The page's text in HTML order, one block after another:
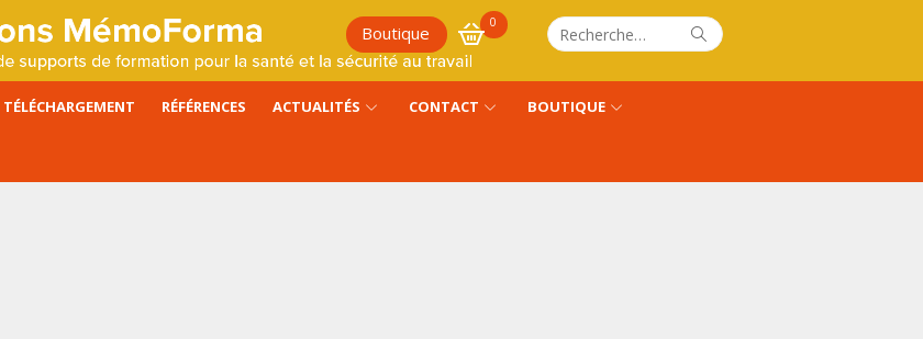
Recherche
pour :
Rechercher
Boutique 0
TÉLÉCHARGEMENT RÉFÉRENCES ACTUALITÉS CONTACT BOUTIQUE